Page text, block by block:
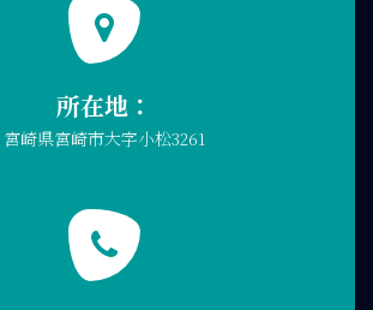
所在地：
宮崎県宮崎市大字小松3261